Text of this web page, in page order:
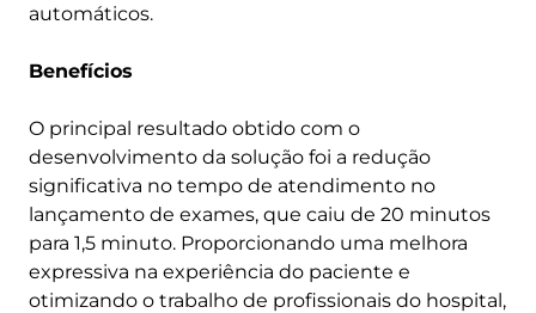
automáticos.
Benefícios
O principal resultado obtido com o
desenvolvimento da solução foi a redução
significativa no tempo de atendimento no
lançamento de exames, que caiu de 20 minutos
para 1,5 minuto. Proporcionando uma melhora
expressiva na experiência do paciente e
otimizando o trabalho de profissionais do hospital,